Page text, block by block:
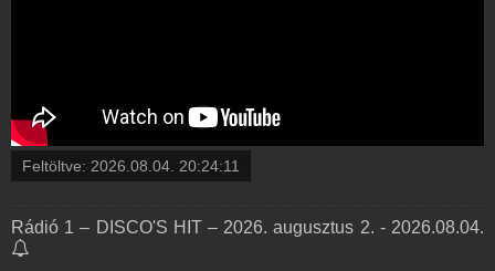
Feltöltve: 2026.08.04. 20:24:11
Rádió 1 – DISCO'S HIT – 2026. augusztus 2. - 2026.08.04.